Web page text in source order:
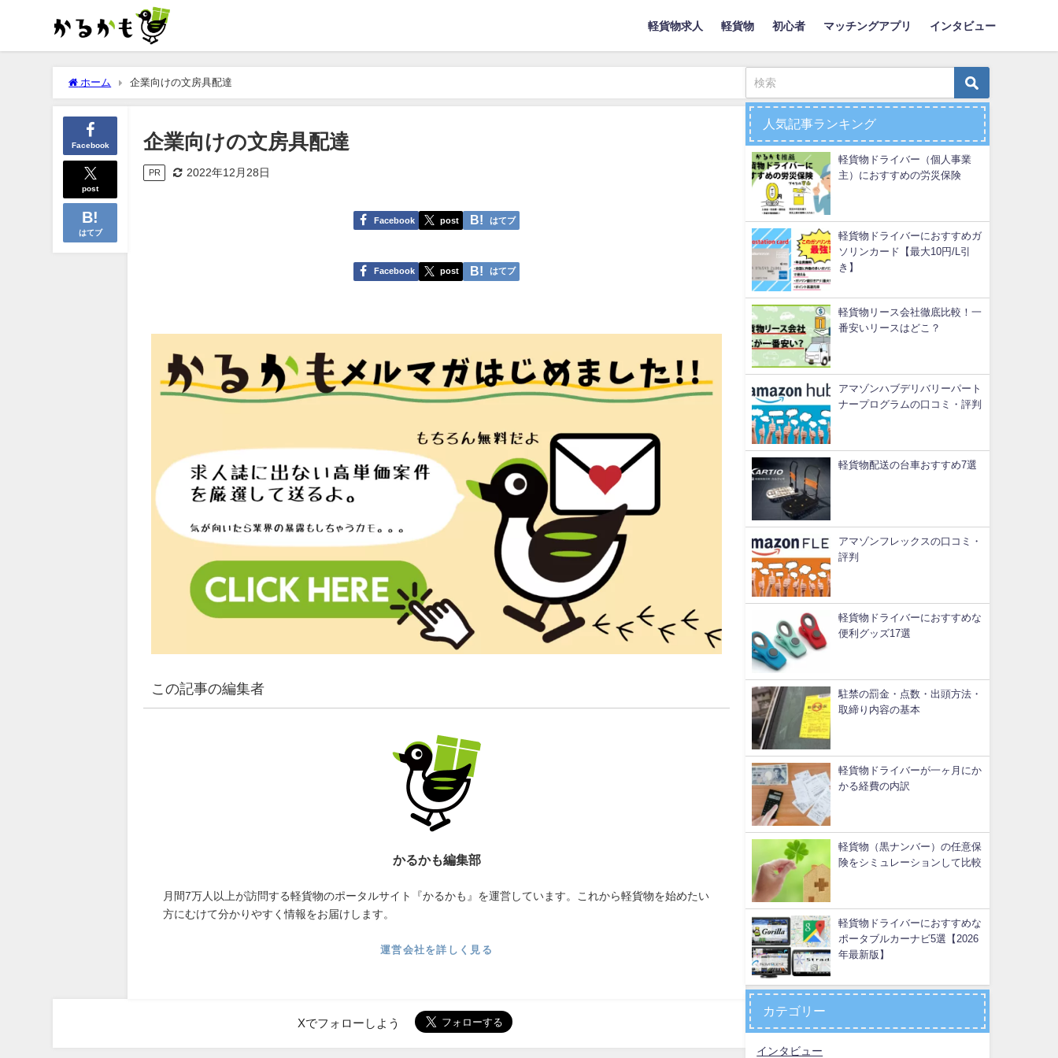
軽貨物求人 軽貨物 初心者 マッチングアプリ インタビュー
ホーム 企業向けの文房具配達
Facebook
post
はてブ
企業向けの文房具配達
PR 2022年12月28日
Facebook post はてブ
Facebook post はてブ
この記事の編集者
かるかも編集部
月間7万人以上が訪問する軽貨物のポータルサイト『かるかも』を運営しています。これから軽貨物を始めたい
方にむけて分かりやすく情報をお届けします。
運営会社を詳しく見る
Xでフォローしよう
人気記事ランキング
軽貨物ドライバー（個人事業
主）におすすめの労災保険
軽貨物ドライバーにおすすめガ
ソリンカード【最大10円/L引
き】
軽貨物リース会社徹底比較！一
番安いリースはどこ？
アマゾンハブデリバリーパート
ナープログラムの口コミ・評判
軽貨物配送の台車おすすめ7選
アマゾンフレックスの口コミ・
評判
軽貨物ドライバーにおすすめな
便利グッズ17選
駐禁の罰金・点数・出頭方法・
取締り内容の基本
軽貨物ドライバーが一ヶ月にか
かる経費の内訳
軽貨物（黒ナンバー）の任意保
険をシミュレーションして比較
軽貨物ドライバーにおすすめな
ポータブルカーナビ5選【2026
年最新版】
カテゴリー
インタビュー